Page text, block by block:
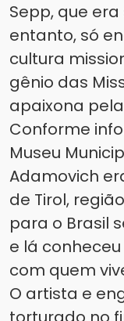
Sepp, que
entanto, só
cultura
gênio das
apaixona
Conforme
Museu
Adamovich
de Tirol,
para o Brasil
e lá
com quem
O artista e